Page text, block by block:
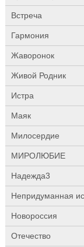
Встреча
Гармония
Жаворонок
Живой Родник
Истра
Маяк
Милосердие
МИРОЛЮБИЕ
Надежда3
Непридуманная
Новороссия
Отечество